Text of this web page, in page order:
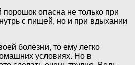
опасна не только при
с пищей, но и при вдыхании
болезни, то ему легко
условиях. Но в